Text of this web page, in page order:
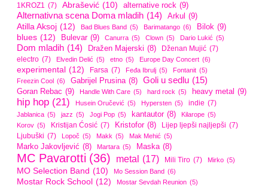
1KROZ1 (7) Abrašević (10) alternative rock (9)
Alternativna scena Doma mladih (14) Arkul (9)
Atilla Aksoj (12) Bad Blues Band (5) Barimatango (6) Bilok (9)
blues (12) Bulevar (9) Canurra (5) Clown (5) Dario Lukić (5)
Dom mladih (14) Dražen Majerski (8) Dženan Mujić (7)
electro (7) Elvedin Delić (5) etno (5) Europe Day Concert (6)
experimental (12) Farsa (7) Feđa Ibrulj (5) Fontanit (5)
Freezin Cool (6) Gabrijel Prusina (8) Goli u sedlu (15)
Goran Rebac (9) Handle With Care (5) hard rock (5) heavy metal (9)
hip hop (21) Husein Oručević (5) Hypersten (5) indie (7)
Jablanica (5) jazz (5) Jogi Pop (5) kantautor (8) Kilarope (5)
Korov (5) Kristijan Ćosić (7) Kristofor (8) Lijep ljepši najljepši (7)
Ljubuški (7) Lopoč (5) Makk (5) Mak Mehić (5)
Marko Jakovljević (8) Martara (5) Maska (8)
MC Pavarotti (36) metal (17) Mili Tiro (7) Mirko (5)
MO Selection Band (10) Mo Session Band (6)
Mostar Rock School (12) Mostar Sevdah Reunion (5)